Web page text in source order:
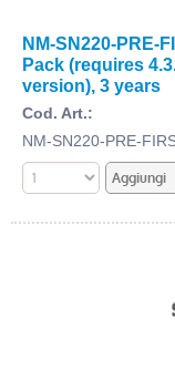
NM-SN220-PRE-
Pack (requires
version), 3 years
Cod. Art.:
NM-SN220-PRE-